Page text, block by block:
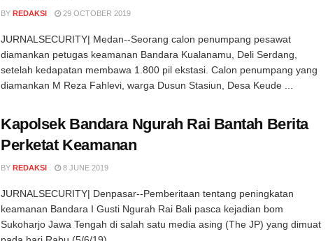
BY REDAKSI 29 OCTOBER 2019
JURNALSECURITY| Medan--Seorang calon penumpang pesawat
diamankan petugas keamanan Bandara Kualanamu, Deli Serdang,
setelah kedapatan membawa 1.800 pil ekstasi. Calon penumpang yang
diamankan M Reza Fahlevi, warga Dusun Stasiun, Desa Keude ...
Kapolsek Bandara Ngurah Rai Bantah Berita
Perketat Keamanan
BY REDAKSI 8 JUNE 2019
JURNALSECURITY| Denpasar--Pemberitaan tentang peningkatan
keamanan Bandara I Gusti Ngurah Rai Bali pasca kejadian bom
Sukoharjo Jawa Tengah di salah satu media asing (The JP) yang dimuat